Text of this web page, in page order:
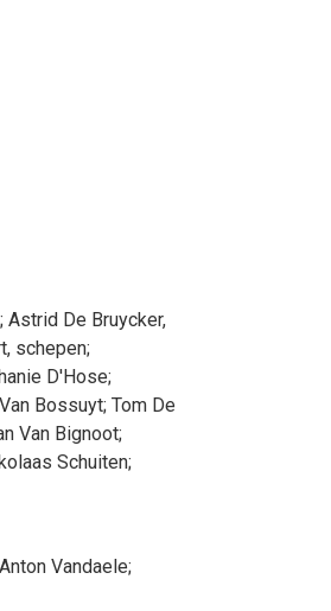
; Astrid De Bruycker,
, schepen;
D'Hose;
Van Bossuyt; Tom De
Van Bignoot;
Schuiten;
Anton Vandaele;